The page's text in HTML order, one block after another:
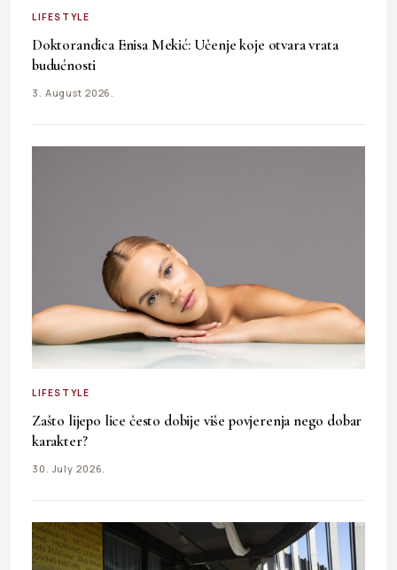
LIFESTYLE
Doktorandica Enisa Mekić: Učenje koje otvara vrata
budućnosti
3. August 2026.
LIFESTYLE
Zašto lijepo lice često dobije više povjerenja nego dobar
karakter?
30. July 2026.